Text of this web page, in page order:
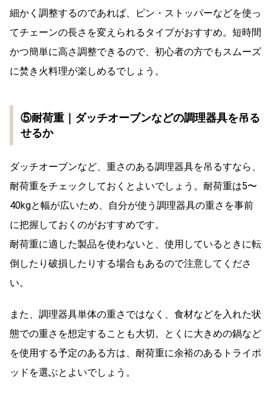
細かく調整するのであれば、ピン・ストッパーなどを使っ
てチェーンの長さを変えられるタイプがおすすめ。短時間
かつ簡単に高さ調整できるので、初心者の方でもスムーズ
に焚き火料理が楽しめるでしょう。
⑤耐荷重｜ダッチオーブンなどの調理器具を吊る
せるか
ダッチオーブンなど、重さのある調理器具を吊るすなら、
耐荷重をチェックしておくとよいでしょう。耐荷重は5〜
40kgと幅が広いため、自分が使う調理器具の重さを事前
に把握しておくのがおすすめです。
耐荷重に適した製品を使わないと、使用しているときに転
倒したり破損したりする場合もあるので注意してくださ
い。
また、調理器具単体の重さではなく、食材などを入れた状
態での重さを想定することも大切。とくに大きめの鍋など
を使用する予定のある方は、耐荷重に余裕のあるトライポ
ッドを選ぶとよいでしょう。